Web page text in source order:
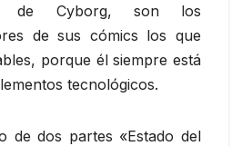
de Cyborg, son los
de sus cómics los que
porque él siempre está
tecnológicos.
de dos partes «Estado del